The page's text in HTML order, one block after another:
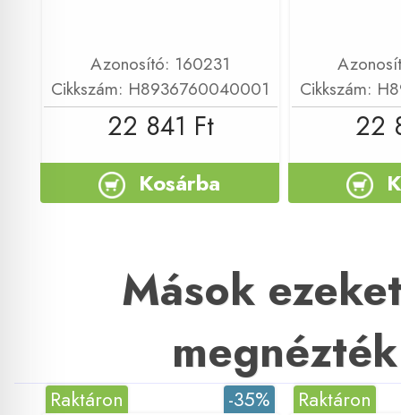
Azonosító: 160231
Cikkszám: H8936760040001
22 841 Ft
Kosárba
Cikkszám:
22
Mások
megnézték
-35%
Raktáron Raktáron